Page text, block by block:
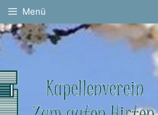
Menü